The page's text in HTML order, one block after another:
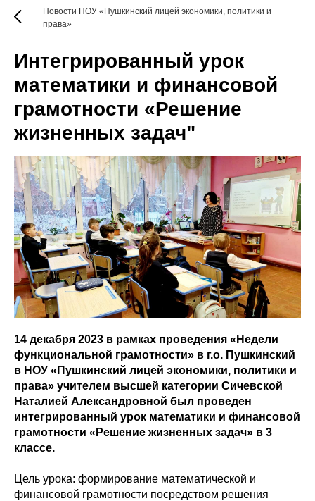
Новости НОУ «Пушкинский лицей экономики, политики и
права»
Интегрированный урок
математики и финансовой
грамотности «Решение
жизненных задач"
14 декабря 2023 в рамках проведения «Недели
функциональной грамотности» в г.о. Пушкинский
в НОУ «Пушкинский лицей экономики, политики и
права» учителем высшей категории Сичевской
Наталией Александровной был проведен
интегрированный урок математики и финансовой
грамотности «Решение жизненных задач» в 3
классе.
Цель урока: формирование математической и
финансовой грамотности посредством решения